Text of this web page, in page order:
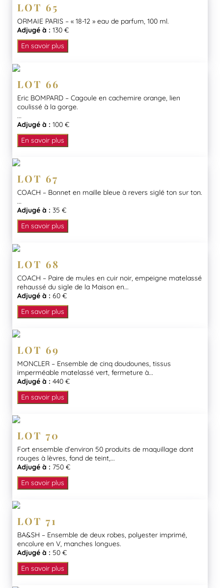
LOT 65
ORMAIE PARIS – « 18-12 » eau de parfum, 100 ml.
Adjugé à : 130 €
En savoir plus
LOT 66
Eric BOMPARD – Cagoule en cachemire orange, lien
coulissé à la gorge.
...
Adjugé à : 100 €
En savoir plus
LOT 67
COACH – Bonnet en maille bleue à revers siglé ton sur ton.
...
Adjugé à : 35 €
En savoir plus
LOT 68
COACH – Paire de mules en cuir noir, empeigne matelassé
rehaussé du sigle de la Maison en...
Adjugé à : 60 €
En savoir plus
LOT 69
MONCLER – Ensemble de cinq doudounes, tissus
imperméable matelassé vert, fermeture à...
Adjugé à : 440 €
En savoir plus
LOT 70
Fort ensemble d’environ 50 produits de maquillage dont
rouges à lèvres, fond de teint,...
Adjugé à : 750 €
En savoir plus
LOT 71
BA&SH – Ensemble de deux robes, polyester imprimé,
encolure en V, manches longues.
Adjugé à : 50 €
En savoir plus